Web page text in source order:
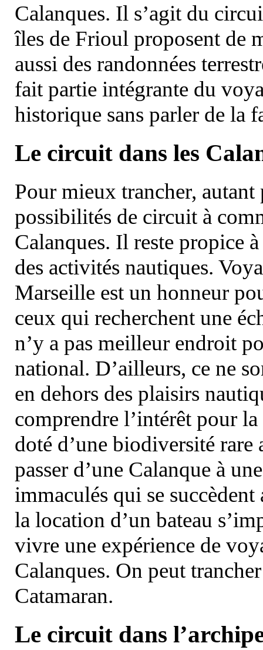
Calanques. Il s’agit du
îles de Frioul proposent de
aussi des randonnées
fait partie intégrante du
historique sans parler de la
Le circuit dans les
Pour mieux trancher, autant
possibilités de circuit à
Calanques. Il reste propice
des activités nautiques.
Marseille est un honneur
ceux qui recherchent une
n’y a pas meilleur endroit
national. D’ailleurs, ce ne
en dehors des plaisirs
comprendre l’intérêt pour
doté d’une biodiversité
passer d’une Calanque à
immaculés qui se
la location d’un bateau
vivre une expérience de
Calanques. On peut
Catamaran.
Le circuit dans